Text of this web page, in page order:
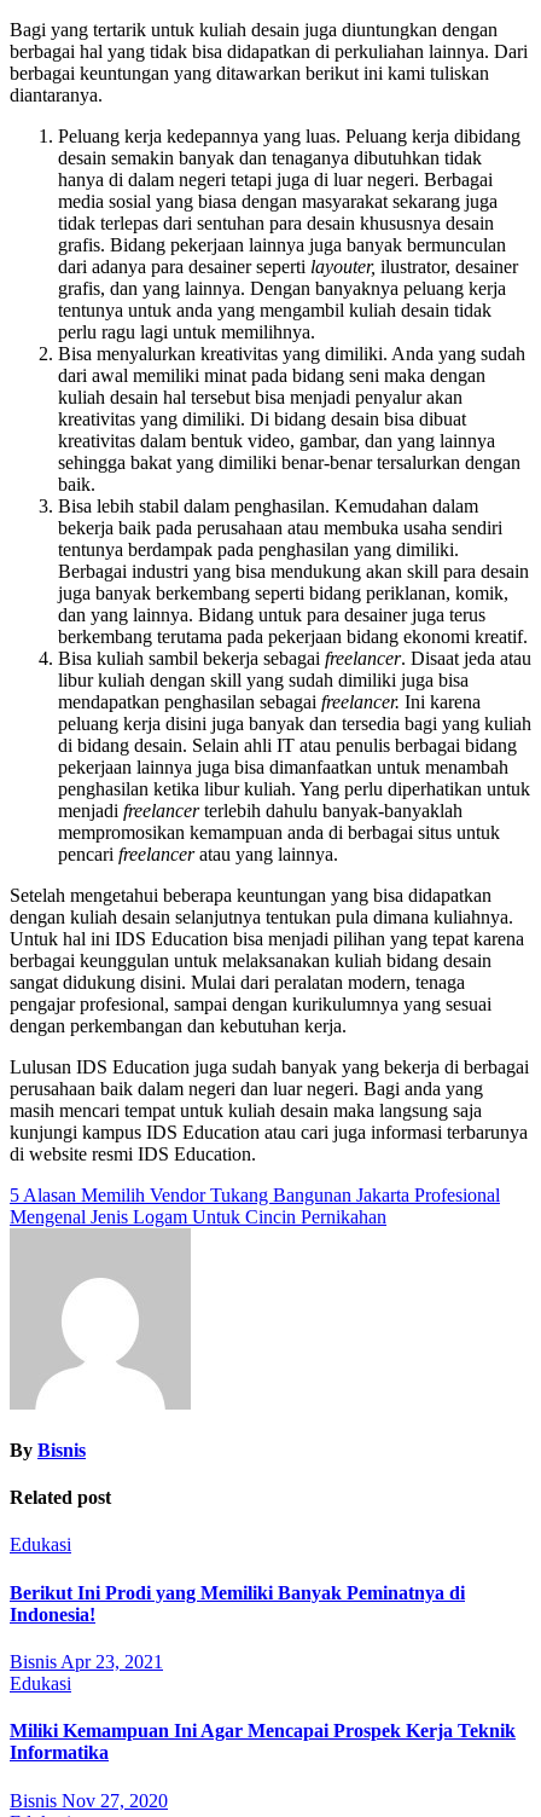
Bagi yang tertarik untuk kuliah desain juga diuntungkan dengan
berbagai hal yang tidak bisa didapatkan di perkuliahan lainnya. Dari
berbagai keuntungan yang ditawarkan berikut ini kami tuliskan
diantaranya.
Peluang kerja kedepannya yang luas. Peluang kerja dibidang
desain semakin banyak dan tenaganya dibutuhkan tidak
hanya di dalam negeri tetapi juga di luar negeri. Berbagai
media sosial yang biasa dengan masyarakat sekarang juga
tidak terlepas dari sentuhan para desain khususnya desain
grafis. Bidang pekerjaan lainnya juga banyak bermunculan
dari adanya para desainer seperti layouter, ilustrator, desainer
grafis, dan yang lainnya. Dengan banyaknya peluang kerja
tentunya untuk anda yang mengambil kuliah desain tidak
perlu ragu lagi untuk memilihnya.
Bisa menyalurkan kreativitas yang dimiliki. Anda yang sudah
dari awal memiliki minat pada bidang seni maka dengan
kuliah desain hal tersebut bisa menjadi penyalur akan
kreativitas yang dimiliki. Di bidang desain bisa dibuat
kreativitas dalam bentuk video, gambar, dan yang lainnya
sehingga bakat yang dimiliki benar-benar tersalurkan dengan
baik.
Bisa lebih stabil dalam penghasilan. Kemudahan dalam
bekerja baik pada perusahaan atau membuka usaha sendiri
tentunya berdampak pada penghasilan yang dimiliki.
Berbagai industri yang bisa mendukung akan skill para desain
juga banyak berkembang seperti bidang periklanan, komik,
dan yang lainnya. Bidang untuk para desainer juga terus
berkembang terutama pada pekerjaan bidang ekonomi kreatif.
Bisa kuliah sambil bekerja sebagai freelancer. Disaat jeda atau
libur kuliah dengan skill yang sudah dimiliki juga bisa
mendapatkan penghasilan sebagai freelancer. Ini karena
peluang kerja disini juga banyak dan tersedia bagi yang kuliah
di bidang desain. Selain ahli IT atau penulis berbagai bidang
pekerjaan lainnya juga bisa dimanfaatkan untuk menambah
penghasilan ketika libur kuliah. Yang perlu diperhatikan untuk
menjadi freelancerterlebih dahulu banyak-banyaklah
mempromosikan kemampuan anda di berbagai situs untuk
pencari freelanceratau yang lainnya.
Setelah mengetahui beberapa keuntungan yang bisa didapatkan
dengan kuliah desain selanjutnya tentukan pula dimana kuliahnya.
Untuk hal ini IDS Education bisa menjadi pilihan yang tepat karena
berbagai keunggulan untuk melaksanakan kuliah bidang desain
sangat didukung disini. Mulai dari peralatan modern, tenaga
pengajar profesional, sampai dengan kurikulumnya yang sesuai
dengan perkembangan dan kebutuhan kerja.
Lulusan IDS Education juga sudah banyak yang bekerja di berbagai
perusahaan baik dalam negeri dan luar negeri. Bagi anda yang
masih mencari tempat untuk kuliah desain maka langsung saja
kunjungi kampus IDS Education atau cari juga informasi terbarunya
di website resmi IDS Education.
Post
navigation
5 Alasan Memilih Vendor Tukang Bangunan Jakarta Profesional
Mengenal Jenis Logam Untuk Cincin Pernikahan
By Bisnis
Related post
Edukasi
Berikut Ini Prodi yang Memiliki Banyak Peminatnya di
Indonesia!
Bisnis Apr 23, 2021
Edukasi
Miliki Kemampuan Ini Agar Mencapai Prospek Kerja Teknik
Informatika
Bisnis Nov 27, 2020